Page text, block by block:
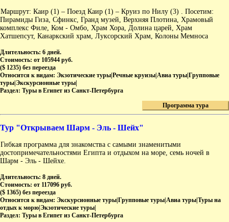
Маршрут: Каир (1) – Поезд Каир (1) – Круиз по Нилу (3) . Посетим:
Пирамиды Гиза, Сфинкс, Гранд музей, Верхняя Плотина, Храмовый
комплекс Филе, Ком - Омбо, Храм Хора, Долина царей, Храм
Хатшепсут, Канаркский храм, Луксорский Храм, Колоны Мемноса
Длительность: 6 дней.
Стоимость: от 105944 руб.
($ 1235) без переезда
Относится к видам: Экзотические туры|Речные круизы|Авиа туры|Групповые
туры|Экскурсионные туры|
Раздел: Туры в Египет из Санкт-Петербурга
Программа тура
Тур "Открываем Шарм - Эль - Шейх"
Гибкая программа для знакомства с самыми знаменитыми
достопримечательностями Египта и отдыхом на море, семь ночей в
Шарм - Эль - Шейхе.
Длительность: 8 дней.
Стоимость: от 117096 руб.
($ 1365) без переезда
Относится к видам: Экскурсионные туры|Групповые туры|Авиа туры|Туры на
отдых к морю|Экзотические туры|
Раздел: Туры в Египет из Санкт-Петербурга